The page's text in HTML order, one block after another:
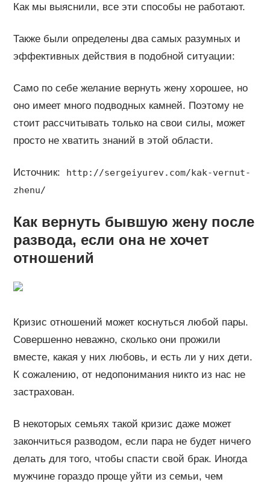
Как мы выяснили, все эти способы не работают.
Также были определены два самых разумных и
эффективных действия в подобной ситуации:
Само по себе желание вернуть жену хорошее, но
оно имеет много подводных камней. Поэтому не
стоит рассчитывать только на свои силы, может
просто не хватить знаний в этой области.
Источник:
http://sergeiyurev.com/kak-vernut-
zhenu/
Как вернуть бывшую жену после
развода, если она не хочет
отношений
Кризис отношений может коснуться любой пары.
Совершенно неважно, сколько они прожили
вместе, какая у них любовь, и есть ли у них дети.
К сожалению, от недопонимания никто из нас не
застрахован.
В некоторых семьях такой кризис даже может
закончиться разводом, если пара не будет ничего
делать для того, чтобы спасти свой брак. Иногда
мужчине гораздо проще уйти из семьи, чем